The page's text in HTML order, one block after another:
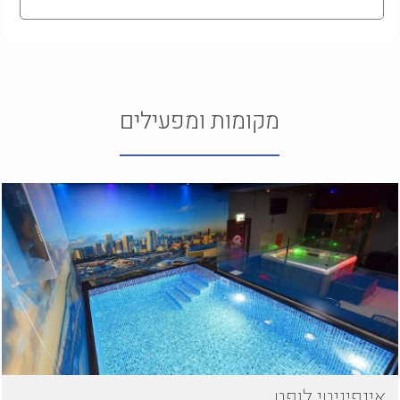
מקומות ומפעילים